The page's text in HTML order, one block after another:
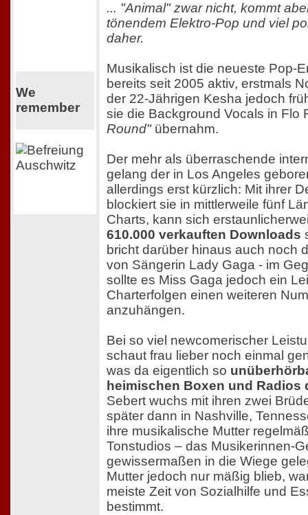
We
remember
... "Animal" zwar nicht, kommt
tönendem Elektro-Pop und viel
daher.
Musikalisch ist die neueste Pop-
bereits seit 2005 aktiv, erstmals
der 22-Jährigen Kesha jedoch
sie die Background Vocals in Flo
Round"übernahm.
Der mehr als überraschende
gelang der in Los Angeles
allerdings erst kürzlich: Mit ihrer
blockiert sie in mittlerweile fünf
Charts, kann sich
610.000 verkauften Downloads
bricht darüber hinaus auch noch
von Sängerin Lady Gaga - im
sollte es Miss Gaga jedoch ein
Charterfolgen einen weiteren
anzuhängen.
Bei so viel newcomerischer
schaut frau lieber noch einmal
was da eigentlich so
heimischen Boxen und Radios
Sebert wuchs mit ihren zwei
später dann in Nashville,
ihre musikalische Mutter
Tonstudios – das Musikerinnen-
gewissermaßen in die Wiege
Mutter jedoch nur mäßig blieb,
meiste Zeit von Sozialhilfe und
bestimmt.